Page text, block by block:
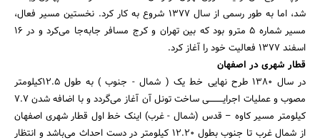
شد، اما به طور رسمی از سال ۱۳۷۷ شروع به کار کرد. نخستین مسیر فعال،
مسیر شماره ۵ مترو بود که بین تهران و کرج مسافر جابه‌جا می‌کرد و در ۱۶
اسفند ۱۳۷۷ فعالیت خود را آغاز کرد.
قطار شهری در اصفهان
در سال ۱۳۸۰ طرح نهایی خط یک ( شمال - جنوب ) به طول 12.5کیلومتر
مصوب و عملیات اجرایــــــــــی ساخت تونل آن آغاز می‌گردد و با اضافه شدن 7.7
کیلومتر مسیر کاوه – قدس (شمال - غرب) اینک خط اول قطار شهری اصفهان
از شمال غرب تا جنوب بطول 12.20 کیلومتر در دست احداث می‌باشد و انتظار